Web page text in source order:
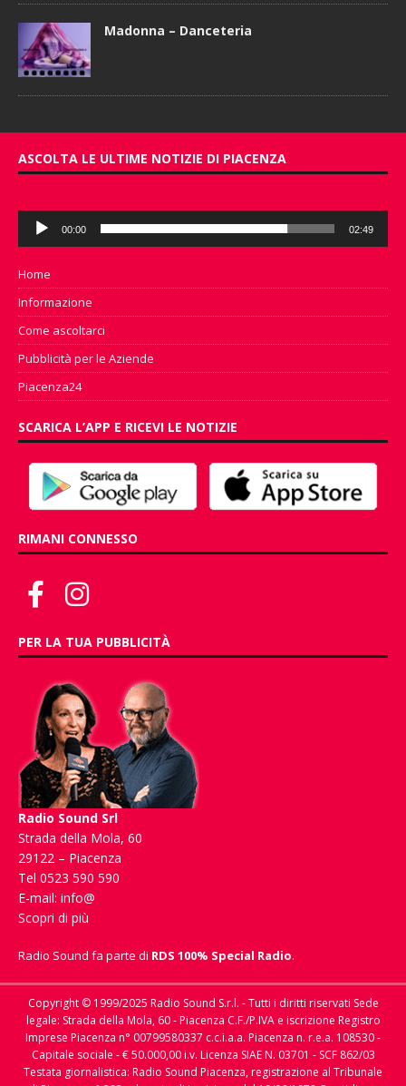
Madonna – Danceteria
ASCOLTA LE ULTIME NOTIZIE DI PIACENZA
Audio
Player
00:00 02:49
Home
Informazione
Come ascoltarci
Pubblicità per le Aziende
Piacenza24
SCARICA L’APP E RICEVI LE NOTIZIE
RIMANI CONNESSO
PER LA TUA PUBBLICITÀ
Radio Sound Srl
Strada della Mola, 60
29122 – Piacenza
Tel 0523 590 590
E-mail: info@
Scopri di più
Radio Sound fa parte di RDS 100% Special Radio.
Copyright © 1999/2025 Radio Sound S.r.l. - Tutti i diritti riservati Sede
legale: Strada della Mola, 60 - Piacenza C.F./P.IVA e iscrizione Registro
Imprese Piacenza n° 00799580337 c.c.i.a.a. Piacenza n. r.e.a. 108530 -
Capitale sociale - € 50.000,00 i.v. Licenza SIAE N. 03701 - SCF 862/03
Testata giornalistica: Radio Sound Piacenza, registrazione al Tribunale